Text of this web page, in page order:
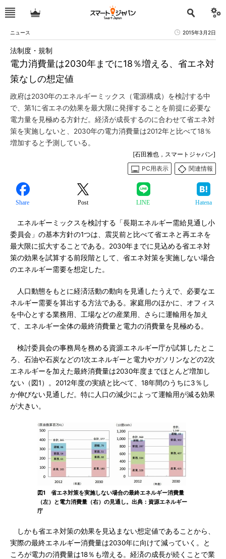
ニュース 2015年3月2日
電力消費量は2030年までに18％増える、省エネ対
策なしの想定値
法制度・規制
政府は2030年のエネルギーミックス（電源構成）を検討する中
で、第1に省エネの効果を最大限に発揮することを前提に必要な
電力量を見極める方針だ。経済が成長するのに合わせて省エネ対
策を実施しないと、2030年の電力消費量は2012年と比べて18％
増加すると予測している。
[石田雅也，スマートジャパン]
PC用表示
関連情報
Share Post LINE Hatena
エネルギーミックスを検討する「長期エネルギー需給見通し小
委員会」の基本方針の1つは、震災前と比べて省エネと再エネを
最大限に拡大することである。2030年までに見込める省エネ対
策の効果を試算する前段階として、省エネ対策を実施しない場合
のエネルギー需要を想定した。
人口動態をもとに経済活動の動向を見通したうえで、必要なエ
ネルギー需要を算出する方法である。家庭用のほかに、オフィス
を中心とする業務用、工場などの産業用、さらに運輸用を加え
て、エネルギー全体の最終消費量と電力の消費量を見極める。
検討委員会の事務局を務める資源エネルギー庁が試算したとこ
ろ、石油や石炭などの1次エネルギーと電力やガソリンなどの2次
エネルギーを加えた最終消費量は2030年度までほとんど増加し
ない（図1）。2012年度の実績と比べて、18年間のうちに3％し
か伸びない見通しだ。特に人口の減少によって運輸用が減る効果
が大きい。
図1 省エネ対策を実施しない場合の最終エネルギー消費量
（左）と電力消費量（右）の見通し。出典：資源エネルギー
庁
しかも省エネ対策の効果を見込まない想定値であることから、
実際の最終エネルギー消費量は2030年に向けて減っていく。と
ころが電力の消費量は18％も増える。経済の成長が続くことで業